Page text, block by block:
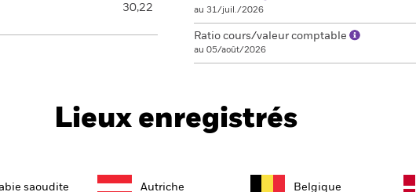
30,22 au 31/juil./2026
Ratio cours/valeur comptable
au 05/août/2026
Lieux enregistrés
saoudite Autriche Belgique